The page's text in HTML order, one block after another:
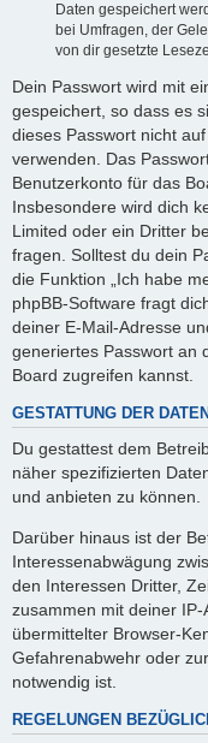
Daten gespeichert
bei Umfragen, der
von dir gesetzte
Dein Passwort wird mit
gespeichert, so dass es
dieses Passwort nicht
verwenden. Das
Benutzerkonto für das
Insbesondere wird dich
Limited oder ein Dritter
fragen. Solltest du dein
die Funktion „Ich habe
phpBB-Software fragt
deiner E-Mail-Adresse
generiertes Passwort an
Board zugreifen kannst.
GESTATTUNG DER
Du gestattest dem
näher spezifizierten
und anbieten zu können.
Darüber hinaus ist der
Interessenabwägung
den Interessen Dritter,
zusammen mit deiner
übermittelter Browser-
Gefahrenabwehr oder
notwendig ist.
REGELUNGEN